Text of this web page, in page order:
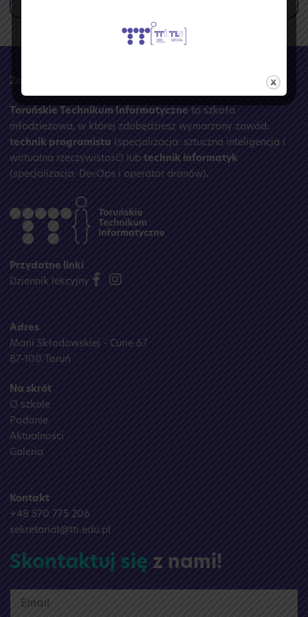
wakacyjna
Za
Toruńskie Technikum Informatyczne to szkoła
młodzieżowa, w której zdobędziesz wymarzony zawód:
technik programista (specjalizacja: sztuczna inteligencja i
wirtualna rzeczywistość) lub technik informatyk
(specjalizacja: DevOps i operator dronów).
Przydatne linki
Dziennik lekcyjny
Adres
Marii Skłodowskiej - Curie 67
87-100 Toruń
Na skrót
O szkole
Podanie
Aktualności
Galeria
Kontakt
+48 570 775 206
sekretariat@tti.edu.pl
Skontaktuj się z nami!